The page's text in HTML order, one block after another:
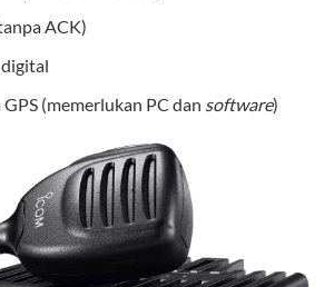
ACK)
(memerlukan PC dan software)